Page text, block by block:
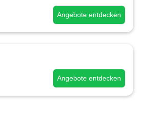
Angebote entdecken
Angebote entdecken